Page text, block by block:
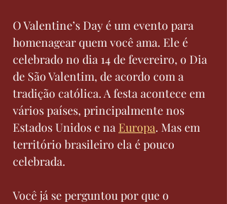
O Valentine’s Day é um evento para
homenagear quem você ama. Ele é
celebrado no dia 14 de fevereiro, o Dia
de São Valentim, de acordo com a
tradição católica. A festa acontece em
vários países, principalmente nos
Estados Unidos e na Europa. Mas em
território brasileiro ela é pouco
celebrada.
Você já se perguntou por que o